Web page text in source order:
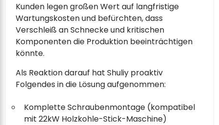
Kunden legen großen Wert auf langfristige
Wartungskosten und befürchten, dass
Verschleiß an Schnecke und kritischen
Komponenten die Produktion beeinträchtigen
könnte.
Als Reaktion darauf hat Shuliy proaktiv
Folgendes in die Lösung aufgenommen:
Komplette Schraubenmontage (kompatibel
mit 22kW Holzkohle-Stick-Maschine)